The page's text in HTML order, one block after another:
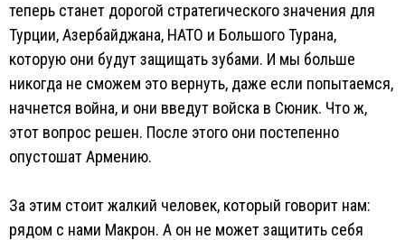
теперь станет дорогой стратегического значения для
Турции, Азербайджана, НАТО и Большого Турана,
которую они будут защищать зубами. И мы больше
никогда не сможем это вернуть, даже если попытаемся,
начнется война, и они введут войска в Сюник. Что ж,
этот вопрос решен. После этого они постепенно
опустошат Армению.
За этим стоит жалкий человек, который говорит нам:
рядом с нами Макрон. А он не может защитить себя